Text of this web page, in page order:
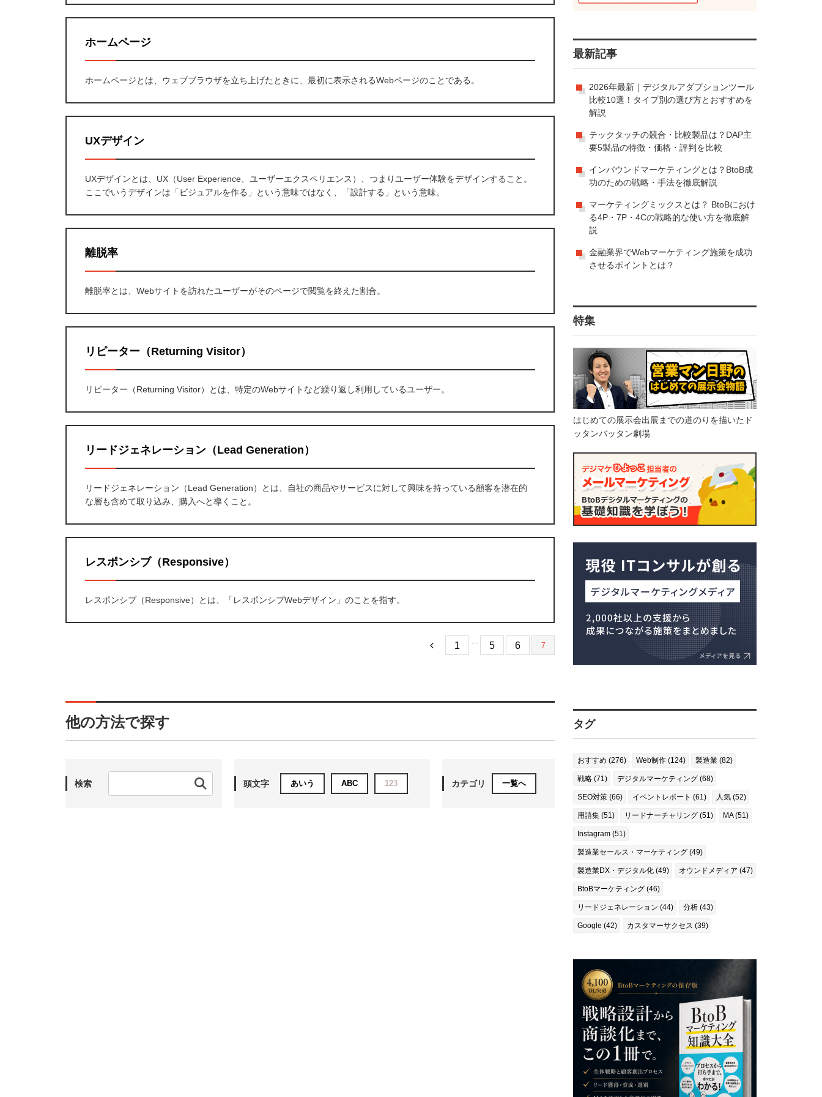
ホームページ
ホームページとは、ウェブブラウザを立ち上げたときに、最初に表示されるWebページのことである。
UXデザイン
UXデザインとは、UX（User Experience、ユーザーエクスペリエンス）、つまりユーザー体験をデザインすること。
ここでいうデザインは「ビジュアルを作る」という意味ではなく、「設計する」という意味。
離脱率
離脱率とは、Webサイトを訪れたユーザーがそのページで閲覧を終えた割合。
リピーター（Returning Visitor）
リピーター（Returning Visitor）とは、特定のWebサイトなど繰り返し利用しているユーザー。
リードジェネレーション（Lead Generation）
リードジェネレーション（Lead Generation）とは、自社の商品やサービスに対して興味を持っている顧客を潜在的
な層も含めて取り込み、購入へと導くこと。
レスポンシブ（Responsive）
レスポンシブ（Responsive）とは、「レスポンシブWebデザイン」のことを指す。
1 … 5 6 7
他の方法で探す
検索 頭文字 あいう ABC 123 カテゴリ 一覧へ
最新記事
2026年最新｜デジタルアダプションツール
比較10選！タイプ別の選び方とおすすめを
解説
テックタッチの競合・比較製品は？DAP主
要5製品の特徴・価格・評判を比較
インバウンドマーケティングとは？BtoB成
功のための戦略・手法を徹底解説
マーケティングミックスとは？ BtoBにおけ
る4P・7P・4Cの戦略的な使い方を徹底解
説
金融業界でWebマーケティング施策を成功
させるポイントとは？
特集
はじめての展示会出展までの道のりを描いたド
ッタンバッタン劇場
タグ
おすすめ (276) Web制作 (124) 製造業 (82)
戦略 (71) デジタルマーケティング (68)
SEO対策 (66) イベントレポート (61) 人気 (52)
用語集 (51) リードナーチャリング (51) MA (51)
Instagram (51)
製造業セールス・マーケティング (49)
製造業DX・デジタル化 (49) オウンドメディア (47)
BtoBマーケティング (46)
リードジェネレーション (44) 分析 (43)
Google (42) カスタマーサクセス (39)